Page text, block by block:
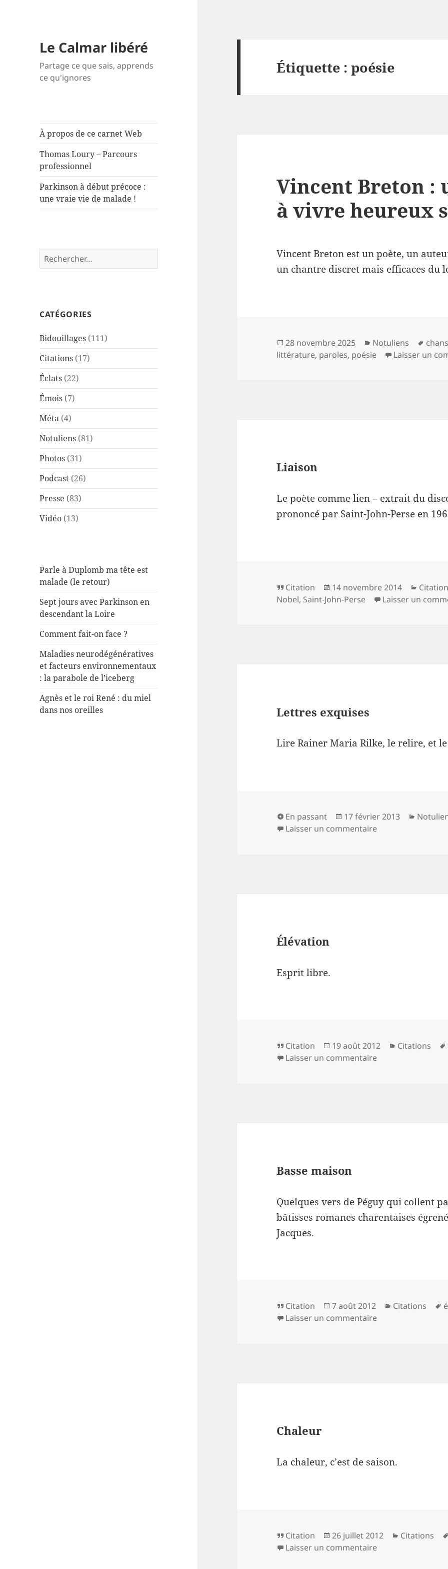
Le Calmar libéré
Partage ce que sais, apprends
ce qu'ignores
À propos de ce carnet Web
Thomas Loury – Parcours
professionnel
Parkinson à début précoce :
une vraie vie de malade !
Rechercher :
CATÉGORIES
Bidouillages (111)
Citations (17)
Éclats (22)
Émois (7)
Méta (4)
Notuliens (81)
Photos (31)
Podcast (26)
Presse (83)
Vidéo (13)
Parle à Duplomb ma tête est
malade (le retour)
Sept jours avec Parkinson en
descendant la Loire
Comment fait-on face ?
Maladies neurodégénératives
et facteurs environnementaux
: la parabole de l’iceberg
Agnès et le roi René : du miel
dans nos oreilles
Étiquette :poésie
Vincent Breton :
à vivre heureux
Vincent Breton est un poète, un
un chantre discret mais efficaces du
Publié
le
28 novembre 2025 Catégories
Notuliens
Mots-
clés
littérature, paroles, poésie Laisser un
Liaison
Le poète comme lien – extrait du
prononcé par Saint-John-Perse en
Format
Citation
Publié
le
14 novembre 2014
Nobel, Saint-John-Perse Laisser un
Lettres exquises
Lire Rainer Maria Rilke, le relire, et
Format
En passant
Publié
le
17 février 2013
Laisser un commentairesur Lettres exquises
Élévation
Esprit libre.
Format
Citation
Publié
le
19 août 2012 Catégories
Citations
Laisser un commentairesur Élévation
Basse maison
Quelques vers de Péguy qui collent
bâtisses romanes charentaises
Jacques.
Format
Citation
Publié
le
7 août 2012 Catégories
Citations
Laisser un commentairesur Basse maison
Chaleur
La chaleur, c’est de saison.
Format
Citation
Publié
le
26 juillet 2012 Catégories
Citations
Laisser un commentairesur Chaleur